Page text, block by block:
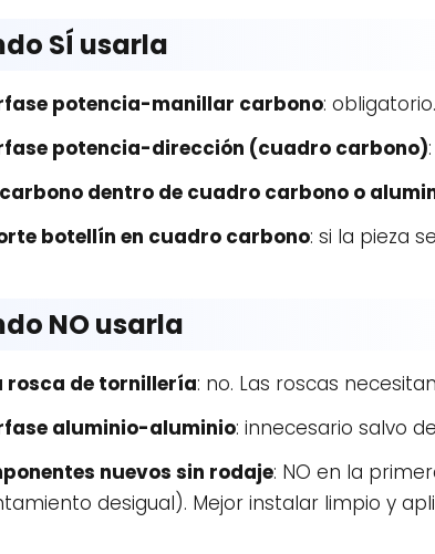
SÍ usarla
potencia-manillar carbono: obligatorio.
potencia-dirección (cuadro carbono)
dentro de cuadro carbono o
botellín en cuadro carbono: si la pieza
NO usarla
rosca de tornillería: no. Las roscas
aluminio-aluminio: innecesario salvo
nuevos sin rodaje: NO en la
desigual). Mejor instalar limpio y